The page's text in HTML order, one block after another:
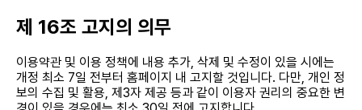
제 16조 고지의 의무
이용약관 및 이용 정책에 내용 추가, 삭제 및 수정이 있을 시에는
개정 최소 7일 전부터 홈페이지 내 고지할 것입니다. 다만, 개인 정
보의 수집 및 활용, 제3자 제공 등과 같이 이용자 권리의 중요한 변